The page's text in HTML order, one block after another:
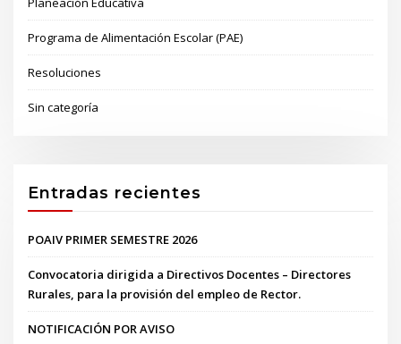
Programa de Alimentación Escolar (PAE)
Resoluciones
Sin categoría
Entradas recientes
POAIV PRIMER SEMESTRE 2026
Convocatoria dirigida a Directivos Docentes – Directores
Rurales, para la provisión del empleo de Rector.
NOTIFICACIÓN POR AVISO